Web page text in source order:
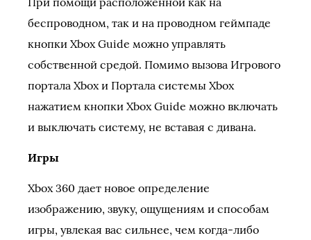
беспроводном, так и на проводном геймпаде
кнопки Xbox Guide можно управлять
собственной средой. Помимо вызова Игрового
портала Xbox и Портала системы Xbox
нажатием кнопки Xbox Guide можно включать
и выключать систему, не вставая с дивана.
Игры
Xbox 360 дает новое определение
изображению, звуку, ощущениям и способам
игры, увлекая вас сильнее, чем когда-либо